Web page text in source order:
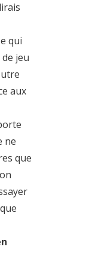
qui
jeu
aux
ne
que